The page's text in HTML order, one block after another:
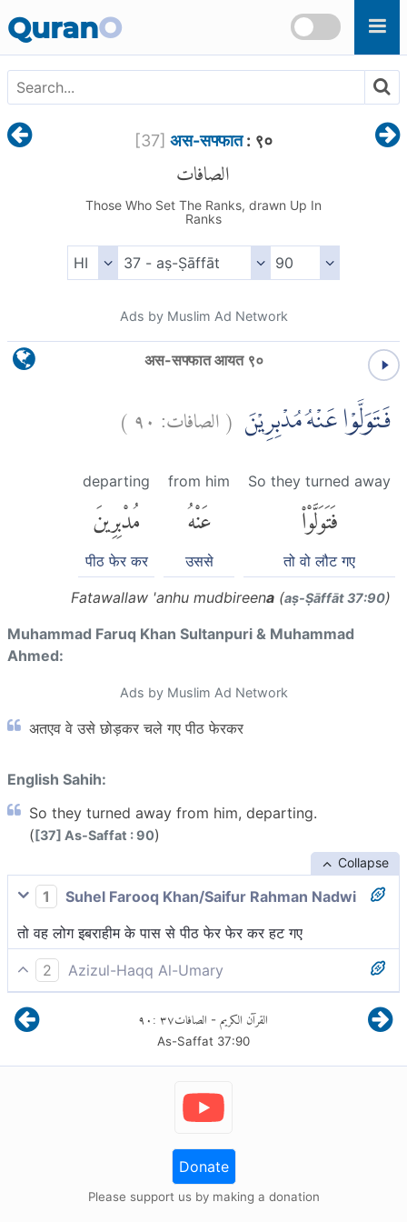
QuranO
[37] अस-सफ्फात: ९०
الصافات
Those Who Set The Ranks, drawn Up In
Ranks
Ads by Muslim Ad Network
अस-सफ्फात आयत ९०
فَتَوَلَّوْا عَنْهُ مُدْبِرِيْنَ (الصافات: ٩٠)
So they turned away
فَتَوَلَّوْا۟
तो वो लौट गए
from him
عَنْهُ
उससे
departing
مُدْبِرِينَ
पीठ फेर कर
Fatawallaw 'anhu mudbireena (aṣ-Ṣāffāt 37:90)
Muhammad Faruq Khan Sultanpuri & Muhammad
Ahmed:
Ads by Muslim Ad Network
अतएव वे उसे छोड़कर चले गए पीठ फेरकर
English Sahih:
So they turned away from him, departing.
([37] As-Saffat : 90)
Collapse
1
Suhel Farooq Khan/Saifur Rahman Nadwi
तो वह लोग इबराहीम के पास से पीठ फेर फेर कर हट गए
2
Azizul-Haqq Al-Umary
तो उसे छोड़कर चले गये।
القرآن الكريم - الصافات٣٧:٩٠
As-Saffat 37:90
Donate
Please support us by making a donation